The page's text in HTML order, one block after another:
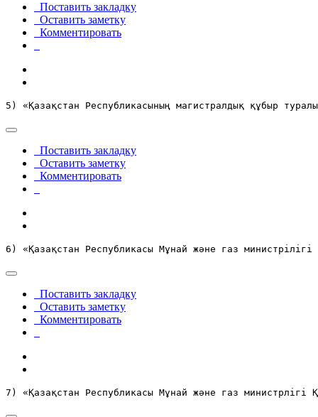
Поставить закладку
Оставить заметку
Комментировать
5) «Қазақстан Республикасының магистралдық құбыр
Поставить закладку
Оставить заметку
Комментировать
6) «Қазақстан Республикасы Мұнай және газ
Поставить закладку
Оставить заметку
Комментировать
7) «Қазақстан Республикасы Мұнай және газ министрлігі